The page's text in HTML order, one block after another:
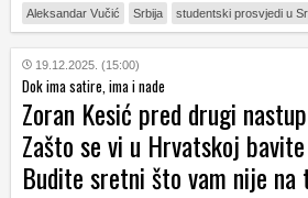
Aleksandar Vučić Srbija studentski prosvjedi u
19.12.2025. (15:00)
Dok ima satire, ima i nade
Zoran Kesić pred drugi
Zašto se vi u Hrvatskoj
Budite sretni što vam nije na